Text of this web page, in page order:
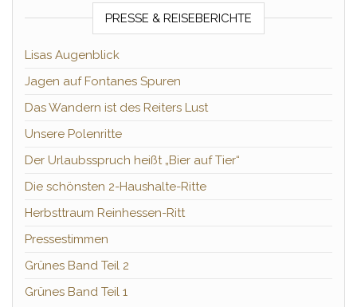
PRESSE & REISEBERICHTE
Lisas Augenblick
Jagen auf Fontanes Spuren
Das Wandern ist des Reiters Lust
Unsere Polenritte
Der Urlaubsspruch heißt „Bier auf Tier“
Die schönsten 2-Haushalte-Ritte
Herbsttraum Reinhessen-Ritt
Pressestimmen
Grünes Band Teil 2
Grünes Band Teil 1